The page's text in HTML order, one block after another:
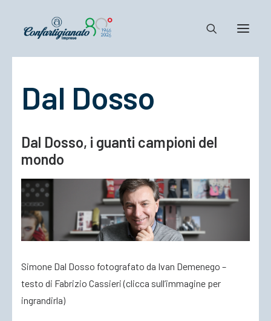
Notizie e Documenti
Confartigianato
Il Sistema
Cosa Facciamo
Associarsi
ACCEDI
Dal Dosso
Dal Dosso, i guanti campioni del
mondo
Simone Dal Dosso fotografato da Ivan Demenego –
testo di Fabrizio Cassieri (clicca sull’immagine per
ingrandirla)